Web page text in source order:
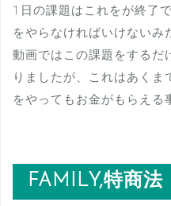
1日の課題はこれをが終了
をやらなければいけないみ
動画ではこの課題をするだ
りましたが、これはあくま
をやってもお金がもらえる
FAMILY,特商法